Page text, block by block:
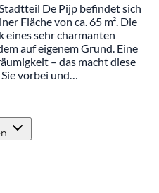
De Pijp befindet sich
Fläche von ca. 65 m². Die
eines sehr charmanten
auf eigenem Grund. Eine
– das macht diese
vorbei und…